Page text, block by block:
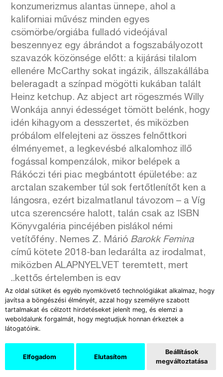
Az oldal sütiket és egyéb nyomkövető technológiákat alkalmaz, hogy
javítsa a böngészési élményét, azzal hogy személyre szabott
tartalmakat és célzott hirdetéseket jelenít meg, és elemzi a
weboldalunk forgalmát, hogy megtudjuk honnan érkeztek a
látogatóink.
Elfogadom Elutasítom
Beállítások
megváltoztatása
konzumerizmus alantas ünnepe, ahol a
kaliforniai művész minden egyes
csömörbe/orgiába fulladó videójával
beszennyez egy ábrándot a fogszabályozott
szavazók közönsége előtt: a kijárási tilalom
ellenére McCarthy sokat ingázik, állszakállába
beleragadt a színpad mögötti kukában talált
Heinz ketchup. Az abject art rögeszmés Willy
Wonkája annyi édességet tömött belénk, hogy
idén kihagyom a desszertet, és miközben
próbálom elfelejteni az összes felnőttkori
élményemet, a legkevésbé alkalomhoz illő
fogással kompenzálok, mikor belépek a
Rákóczi téri piac megbántott épületébe: az
arctalan szakember túl sok fertőtlenítőt ken a
lángosra, ezért bizalmatlanul távozom – a Víg
utca szerencsére halott, talán csak az ISBN
Könyvgaléria pincéjében pislákol némi
vetítőfény. Nemes Z. Márió Barokk Femina
című kötete 2018-ban ledarálta az irodalmat,
miközben ALAPNYELVET teremtett, mert
„kettős értelemben is egy
válságtapasztalatból indul ki, és a szövegeket
olvasva meggyőződhetünk róla, hogy minden
emberi válság a kommunikáció válsága”
(Bartók Imre). A betegséglogika mentén
szerkesztett, kozmikus hungarofuturista eposz
az alanyiság összeomlását viszi színre, amely
a lírakötettel párhuzamos film elkészítésére